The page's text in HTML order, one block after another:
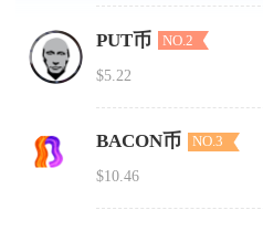
PUT币 NO.2
$5.22
BACON币 NO.3
$10.46